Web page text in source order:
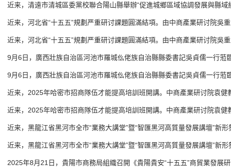
来，清遠市清城區委黨校聯合陽山縣舉辦“促進城鄉區域協調發展與縣域
来，河北省“十五五”規劃严重研讨課題圓滿結項。由中商產業研讨院吳重
来，河北省“十五五”規劃严重研讨課題圓滿結項。由中商產業研讨院吳重
月6日，廣西壯族自治區河池市羅城仫佬族自治縣縣委書記吳貞儒一行蒞
月6日，廣西壯族自治區河池市羅城仫佬族自治縣縣委書記吳貞儒一行蒞
来，2025年哈密市招商隊伍才能提高培訓班開講。中商產業研讨院袁健
来，2025年哈密市招商隊伍才能提高培訓班開講。中商產業研讨院袁健
来，黑龍江省黑河市全市“業務大講堂”暨“智匯黑河高質量發展講壇”新形
来，黑龍江省黑河市全市“業務大講堂”暨“智匯黑河高質量發展講壇”新形
年8月21日，貴陽市商務局組織召開《貴陽貴安“十五五”商貿業發展研